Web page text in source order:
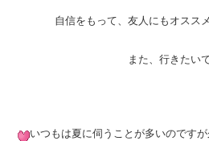
自信をもって、友人にもオスス
また、行きたい
いつもは夏に伺うことが多いのですが